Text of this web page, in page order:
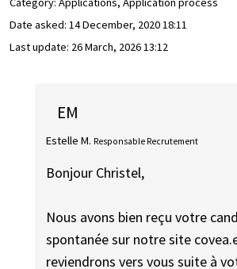
Date asked: 14 December, 2020 18:11
Last update: 26 March, 2026 13:12
EM
Estelle M. Responsable Recrutement
Bonjour Christel,
Nous avons bien reçu votre
spontanée sur notre site
reviendrons vers vous suite à